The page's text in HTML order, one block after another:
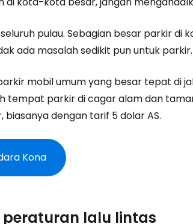
pulau. Sebagian besar parkir di
ada masalah sedikit pun untuk parkir.
mobil umum yang besar tepat di
tempat parkir di cagar alam dan
dengan tarif 5 dolar AS.
Kona
lalu lintas